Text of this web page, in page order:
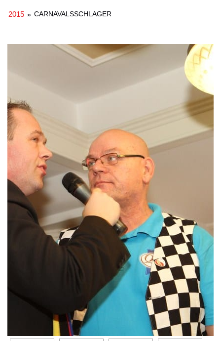
2015 » CARNAVALSSCHLAGER